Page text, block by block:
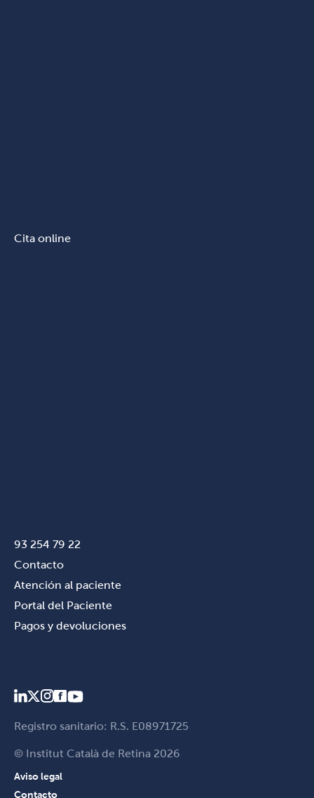
Cita online
93 254 79 22
Contacto
Atención al paciente
Portal del Paciente
Pagos y devoluciones
Registro sanitario: R.S. E08971725
© Institut Català de Retina 2026
Aviso legal
Contacto